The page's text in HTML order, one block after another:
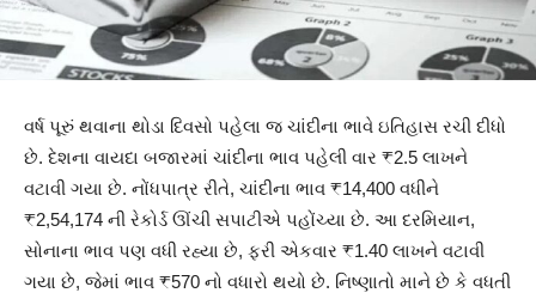
વર્ષ પૂરું થવાના થોડા દિવસો પહેલા જ ચાંદીના ભાવે ઇતિહાસ રચી દીધો
છે. દેશના વાયદા બજારમાં ચાંદીના ભાવ પહેલી વાર ₹2.5 લાખને
વટાવી ગયા છે. નોંધપાત્ર રીતે, ચાંદીના ભાવ ₹14,400 વધીને
₹2,54,174 ની રેકોર્ડ ઊંચી સપાટીએ પહોંચ્યા છે. આ દરમિયાન,
સોનાના ભાવ પણ વધી રહ્યા છે, ફરી એકવાર ₹1.40 લાખને વટાવી
ગયા છે, જેમાં ભાવ ₹570 નો વધારો થયો છે. નિષ્ણાતો માને છે કે વધતી